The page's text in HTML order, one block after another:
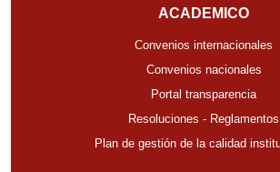
ACADEMICO
Convenios internacionales
Convenios nacionales
Portal transparencia
Resoluciones - Reglamentos
Plan de gestión de la calidad